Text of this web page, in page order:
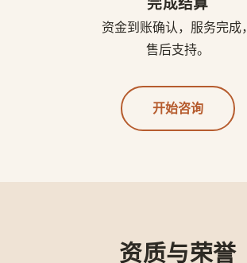
资金到账确认，服务完成，
售后支持。
开始咨询
资质与荣誉